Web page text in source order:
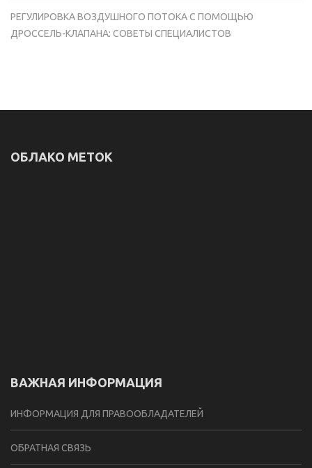
РЕГУЛИРОВКА ВОЗДУШНОГО ПОТОКА С ПОМОЩЬЮ
ДРОССЕЛЬ-КЛАПАНА: СОВЕТЫ СПЕЦИАЛИСТОВ
ОБЛАКО МЕТОК
ВАЖНАЯ ИНФОРМАЦИЯ
ИНФОРМАЦИЯ ДЛЯ ПРАВООБЛАДАТЕЛЕЙ
ОБРАТНАЯ СВЯЗЬ